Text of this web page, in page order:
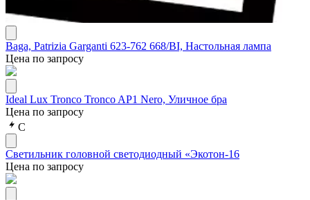
Baga, Patrizia Garganti 623-762 668/BI, Настольная лампа
Цена по запросу
Ideal Lux Tronco Tronco AP1 Nero, Уличное бра
Цена по запросу
С
Светильник головной светодиодный «Экотон-16
Цена по запросу